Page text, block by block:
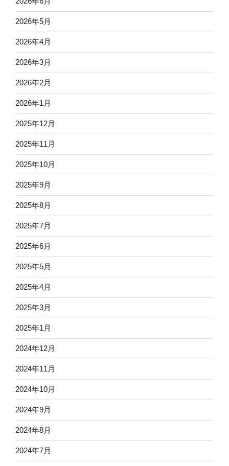
2026年5月
2026年4月
2026年3月
2026年2月
2026年1月
2025年12月
2025年11月
2025年10月
2025年9月
2025年8月
2025年7月
2025年6月
2025年5月
2025年4月
2025年3月
2025年1月
2024年12月
2024年11月
2024年10月
2024年9月
2024年8月
2024年7月